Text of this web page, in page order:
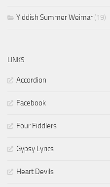
Yiddish Summer Weimar (19)
LINKS
Accordion
Facebook
Four Fiddlers
Gypsy Lyrics
Heart Devils